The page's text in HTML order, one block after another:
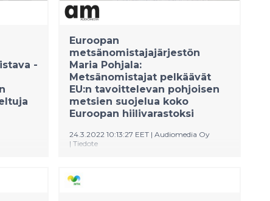
-
Euroopan
metsänomistajajärjestön
Maria Pohjala:
Metsänomistajat pelkäävät
EU:n tavoittelevan pohjoisen
metsien suojelua koko
Euroopan hiilivarastoksi
24.3.2022 10:13:27 EET | Audiomedia Oy
| Tiedote
useita Suomenkin metsätalouteen